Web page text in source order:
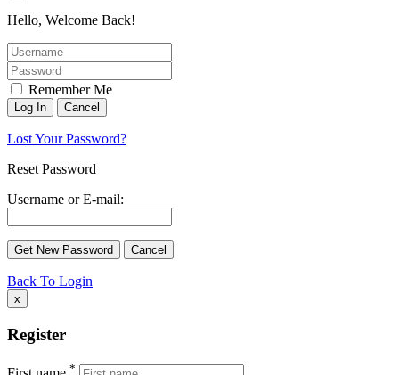
Hello, Welcome Back!
Remember Me
Lost Your Password?
Reset Password
Username or E-mail:
Back To Login
x
Register
*